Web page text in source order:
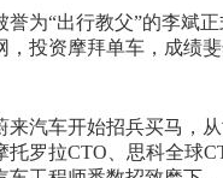
誉为“出行教父”的李斌
，投资摩拜单车，成绩
来汽车开始招兵买马，
托罗拉CTO、思科全球